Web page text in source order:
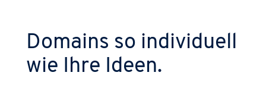
Domains so individuell
wie Ihre Ideen.